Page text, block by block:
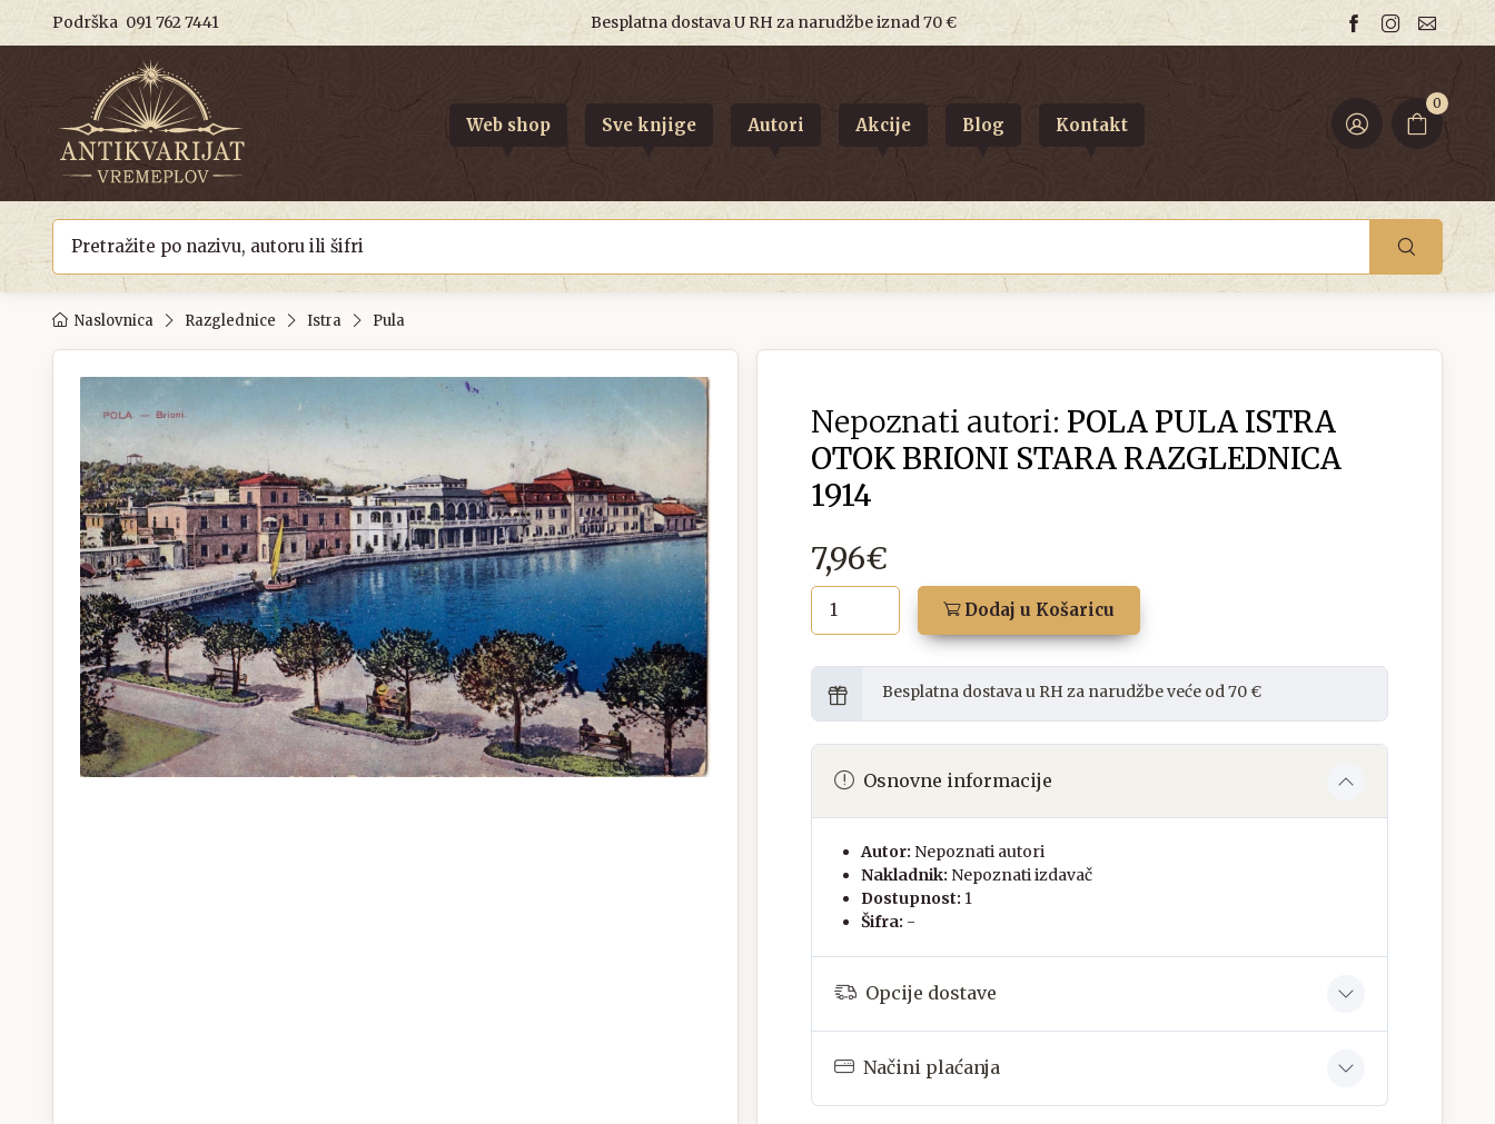
Podrška 091 762 7441 Besplatna dostava U RH za narudžbe iznad 70 €
0
Web shop Sve knjige Autori Akcije Blog Kontakt
Naslovnica Razglednice Istra Pula
Nepoznati autori: POLA PULA ISTRA
OTOK BRIONI STARA RAZGLEDNICA
1914
7,96€
Dodaj u Košaricu
Besplatna dostava u RH za narudžbe veće od 70 €
Osnovne informacije
Autor: Nepoznati autori
Nakladnik: Nepoznati izdavač
Dostupnost: 1
Šifra: -
Opcije dostave
Načini plaćanja